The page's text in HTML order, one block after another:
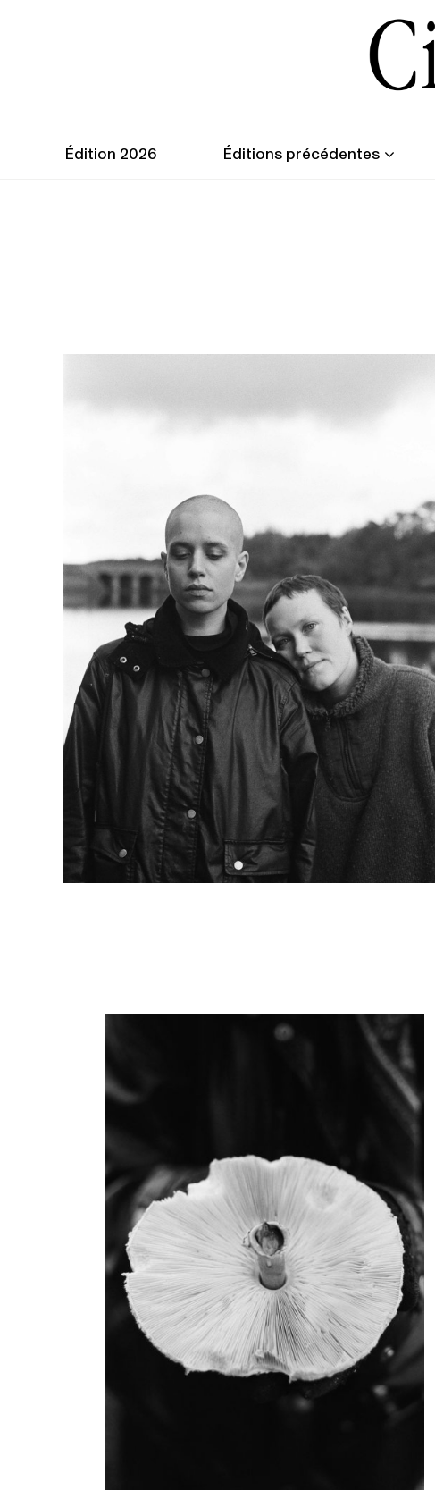
Édition 2026 Éditions précédentes